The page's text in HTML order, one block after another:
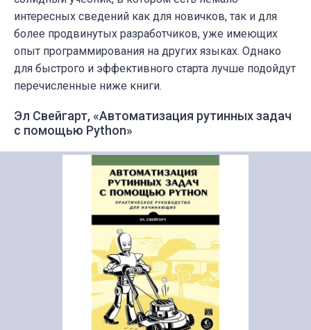
интересных сведений как для новичков, так и для
более продвинутых разработчиков, уже имеющих
опыт программирования на других языках. Однако
для быстрого и эффективного старта лучше подойдут
перечисленные ниже книги.
Эл Свейгарт, «Автоматизация рутинных задач
с помощью Python»